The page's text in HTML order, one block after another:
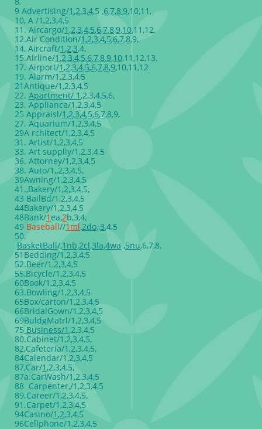
9 Advertising/1 ,2,3,4,5 ,6,7,8,9,10,11,
10, A /1,2,3,4,5
11. Aircargo/1 ,2,3,4,5,6,7,8,9,10,11,12,
12.Air Condition/1 ,2,3,4,5,6,7,8,9,
14, Aircraft/1 ,2,3,4,
15.Airline/1 ,2,3,4,5,6,7,8,9,10,11,12,13,
17. Airport/1 ,2,3,4,5,6,7,8,9,10,11,12
19. Alarm/1,2,3,4,5
21Antique/1,2,3,4,5
22. Apartment/ 1 ,2,3,4,5,6,
23. Appliance/1,2,3,4,5
25 Appraisl/1 ,2,3,4,5,6,7,8,9,
27. Aquarium/1,2,3,4,5
29A rchitect/1,2,3,4,5
31. Artist/1,2,3,4,5
33. Art suppliy/1,2,3,4,5
36. Attorney/1,2,3,4,5
38. Auto/1,,2,3,4,5,
39Awning/1,2,3,4,5
41.,Bakery/1,2,3,4,5,
43 BailBd/1,2,3,4,5
44Bakery/1,2,3,4,5
48Bank/1 ea,2b,3,4,
49 Baseball//1 ml,2do,,3,4,5
50.
BasketBall/,1 nb,2cl,3la,4wa ,5nu,6,7,8,
51Bedding/1,2,3,4,5
52.Beer/1,2,3,4,5
55,Bicycle/1,2,3,4,5
60Book/1,2,3,4,5
63.Bowling/1,2,3,4,5
65Box/carton/1,2,3,4,5
66BridalGown/1,2,3,4,5
69BuldgMatrl/1,2,3,4,5
75 Business/1 ,2,3,4,5
80.Cabinet/1,2,3,4,5,
82,Cafeteria/1,2,3,4,5,
84Calendar/1,2,3,4,5
87,Car/1 ,2,3,4,5,
87a.CarWash/1,2,3,4,5
88 Carpenter,/1,2,3,4,5
89.Career/1,2,3,4,5,
91.Carpet/1,2,3,4,5
94Casino/1 ,2,3,4,5
96Cellphone/1,2,3,4,5